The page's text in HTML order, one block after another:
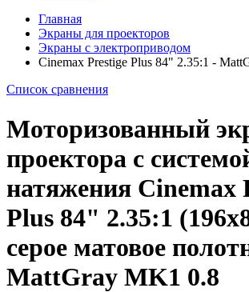
Главная
Экраны для проекторов
Экраны с электроприводом
Cinemax Prestige Plus 84" 2.35:1 -
Список сравнения
Моторизованный
проектора с
натяжения Cinemax
Plus 84" 2.35:1
серое матовое
MattGray MK1 0.8